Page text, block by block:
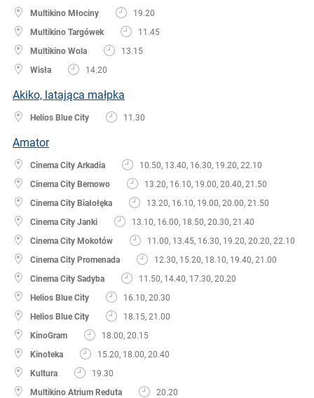
Multikino Młociny
19.20
Multikino Targówek
11.45
Multikino Wola
13.15
Wisła
14.20
Akiko, latająca małpka
Helios Blue City 11.30
Amator
Cinema City Arkadia
10.50, 13.40, 16.30, 19.20, 22.10
Cinema City Bemowo
13.20, 16.10, 19.00, 20.40, 21.50
Cinema City Białołęka
13.20, 16.10, 19.00, 20.00, 21.50
Cinema City Janki
13.10, 16.00, 18.50, 20.30, 21.40
Cinema City Mokotów
11.00, 13.45, 16.30, 19.20, 20.20, 22.10
Cinema City Promenada
12.30, 15.20, 18.10, 19.40, 21.00
Cinema City Sadyba
11.50, 14.40, 17.30, 20.20
Helios Blue City
16.10, 20.30
Helios Blue City
18.15, 21.00
KinoGram
18.00, 20.15
Kinoteka
15.20, 18.00, 20.40
Kultura
19.30
Multikino Atrium Reduta
20.20